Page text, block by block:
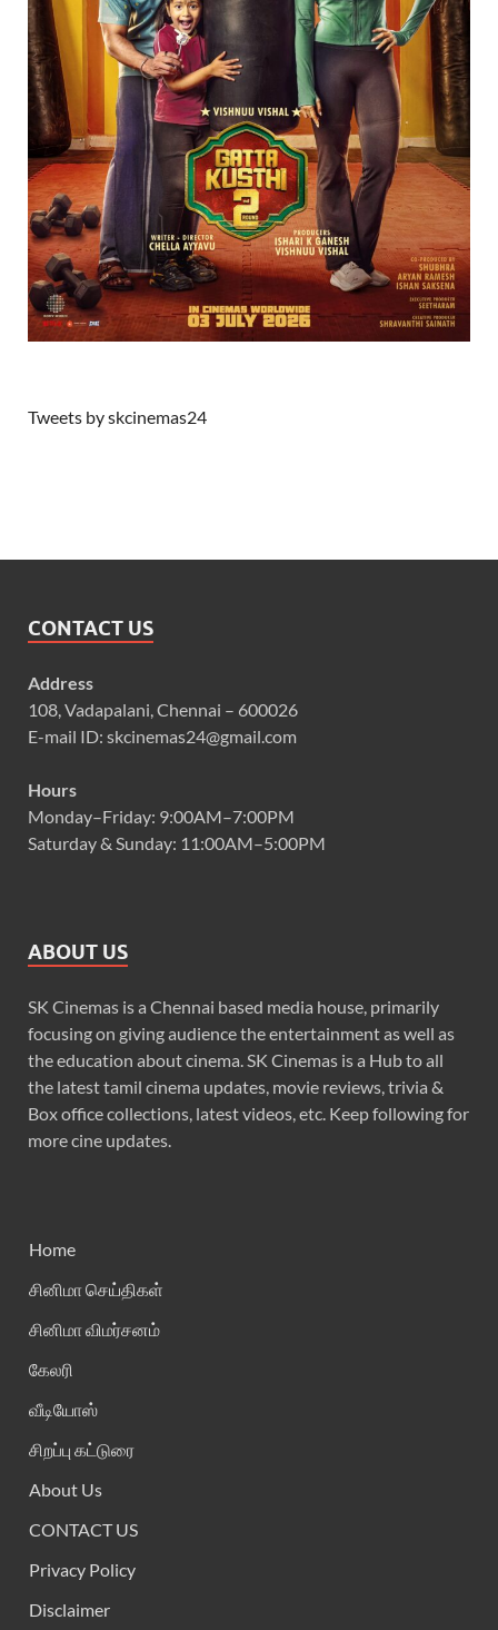
Tweets by skcinemas24
CONTACT US
Address
108, Vadapalani, Chennai – 600026
E-mail ID: skcinemas24@gmail.com
Hours
Monday–Friday: 9:00AM–7:00PM
Saturday & Sunday: 11:00AM–5:00PM
ABOUT US
SK Cinemas is a Chennai based media house, primarily
focusing on giving audience the entertainment as well as
the education about cinema. SK Cinemas is a Hub to all
the latest tamil cinema updates, movie reviews, trivia &
Box office collections, latest videos, etc. Keep following for
more cine updates.
Home
சினிமா செய்திகள்
சினிமா விமர்சனம்
கேலரி
வீடியோஸ்
சிறப்பு கட்டுரை
About Us
CONTACT US
Privacy Policy
Disclaimer